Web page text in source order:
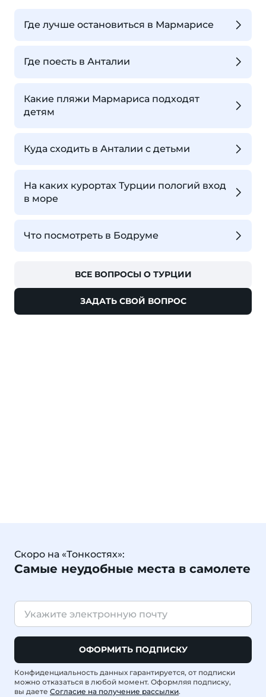
Где лучше остановиться в Мармарисе
Где поесть в Анталии
Какие пляжи Мармариса подходят
детям
Куда сходить в Анталии с детьми
На каких курортах Турции пологий вход
в море
Что посмотреть в Бодруме
ВСЕ ВОПРОСЫ О ТУРЦИИ
ЗАДАТЬ СВОЙ ВОПРОС
Скоро на «Тонкостях»:
Самые неудобные места в самолете
ОФОРМИТЬ ПОДПИСКУ
Конфиденциальность данных гарантируется, от подписки
можно отказаться в любой момент. Оформляя подписку,
вы даете Согласие на получение рассылки.